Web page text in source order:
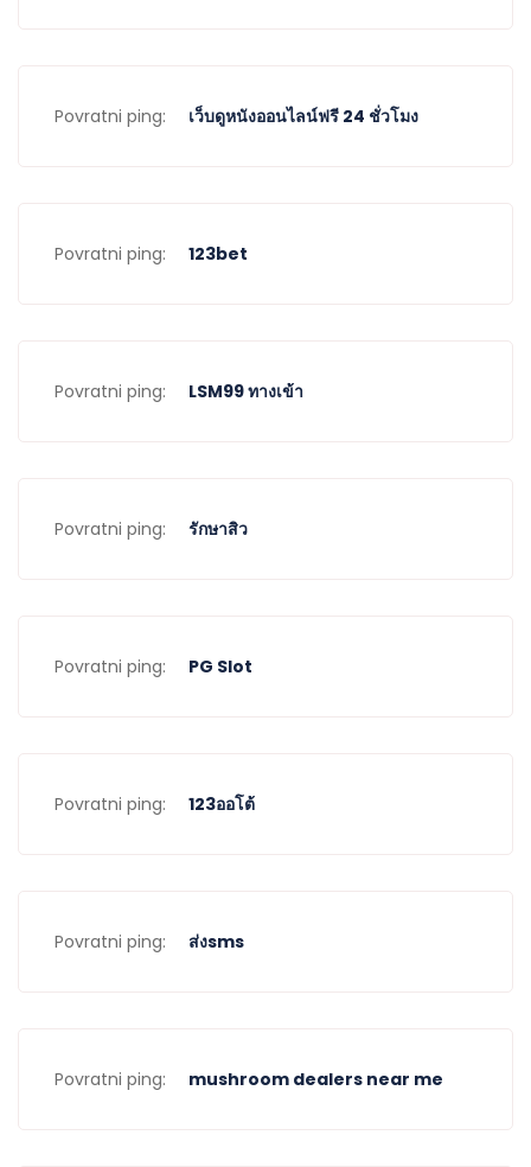
Povratni ping: เว็บดูหนังออนไลน์ฟรี 24 ชั่วโมง
Povratni ping: 123bet
Povratni ping: LSM99 ทางเข้า
Povratni ping: รักษาสิว
Povratni ping: PG Slot
Povratni ping: 123ออโต้
Povratni ping: ส่งsms
Povratni ping: mushroom dealers near me